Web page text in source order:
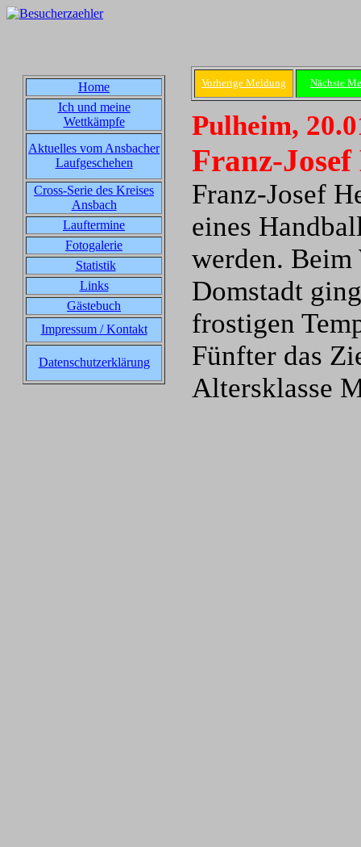
Home
Ich und meine
Wettkämpfe
Aktuelles vom Ansbacher
Laufgeschehen
Cross-Serie des Kreises
Ansbach
Lauftermine
Fotogalerie
Statistik
Links
Gästebuch
Impressum / Kontakt
Datenschutzerklärung
Vorherige Meldung Nächste
Pulheim,
Franz-
Franz-Josef
eines
werden.
Domstadt
frostigen
Fünfter das
Altersklasse